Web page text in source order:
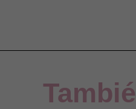
Para que
nuestra web
funcione lo